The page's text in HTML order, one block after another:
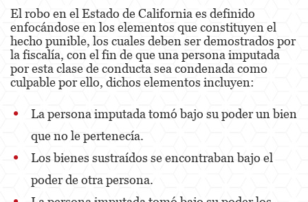
Violación de la Libertad Condicional
Delincuencia Juvenil
Audiencia de Detención
Audiencias de Disposición
Audiencias de Transferencia
Delitos por los cuales un Menor puede ser
Juzgado como Adulto
El robo en el Estado de California es definido
enfocándose en los elementos que constituyen el
hecho punible, los cuales deben ser demostrados por
la fiscalía, con el fin de que una persona imputada
por esta clase de conducta sea condenada como
culpable por ello, dichos elementos incluyen:
La persona imputada tomó bajo su poder un bien
que no le pertenecía.
Los bienes sustraídos se encontraban bajo el
poder de otra persona.